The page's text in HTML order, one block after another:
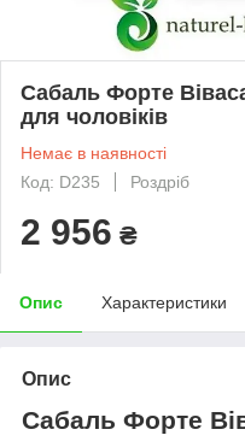
Сабаль Форте
для чоловіків
Немає в наявності
Код: D235
Роздріб
2 956 ₴
Опис Характеристики
Опис
Сабаль Форте